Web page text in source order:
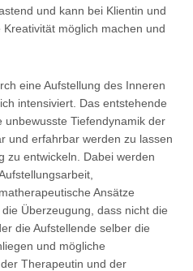
und kann bei Klientin und
möglich machen und
eine Aufstellung des Inneren
intensiviert. Das entstehende
unbewusste Tiefendynamik der
und erfahrbar werden zu lassen
zu entwickeln. Dabei werden
Ansätze
Überzeugung, dass nicht die
die Aufstellende selber die
und mögliche
Therapeutin und der